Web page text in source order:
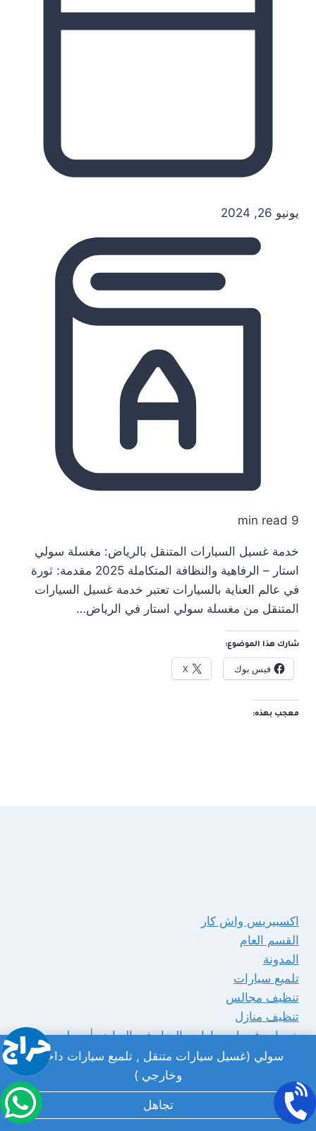
سولي (غسيل سيارات متنقل , تلميع سيارات داخلي
وخارجي )
تجاهل
يونيو 26, 2024
9 min read
خدمة غسيل السيارات المتنقل بالرياض: مغسلة سولي
استار – الرفاهية والنظافة المتكاملة 2025 مقدمة: ثورة
في عالم العناية بالسيارات تعتبر خدمة غسيل السيارات
المتنقل من مغسلة سولي استار في الرياض…
شارك هذا الموضوع:
فيس بوك X
معجب بهذه:
اكسبيريس واش كار
القسم العام
المدونة
تلميع سيارات
تنظيف مجالس
تنظيف منازل
خدمات غسيل سيارات بالبخار في الرياض | سولي
سيارات
غسيل مراتب السيارة
مغسلة متنقلة